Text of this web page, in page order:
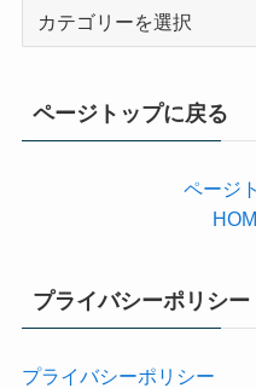
ページトップに戻る
ページ
プライバシーポリシー
プライバシーポリシー